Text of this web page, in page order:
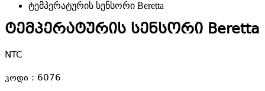
ტემპერატურის სენსორი Beretta
ტემპერატურის სენსორი Beretta
NTC
კოდი : 6076